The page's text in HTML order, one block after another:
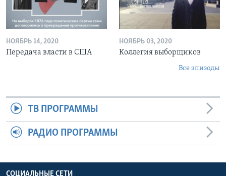
НОЯБРЬ 14, 2020
Передача власти в США
НОЯБРЬ 03, 2020
Коллегия выборщиков
Все эпизоды
ТВ ПРОГРАММЫ
РАДИО ПРОГРАММЫ
СОЦИАЛЬНЫЕ СЕТИ